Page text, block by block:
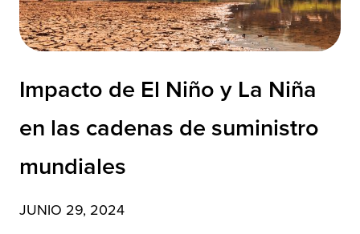
Impacto de El Niño y La Niña
en las cadenas de suministro
mundiales
JUNIO 29, 2024